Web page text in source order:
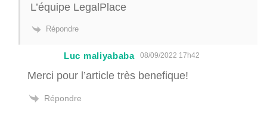
L’équipe LegalPlace
Répondre
Luc maliyababa 08/09/2022 17h42
Merci pour l’article très benefique!
Répondre